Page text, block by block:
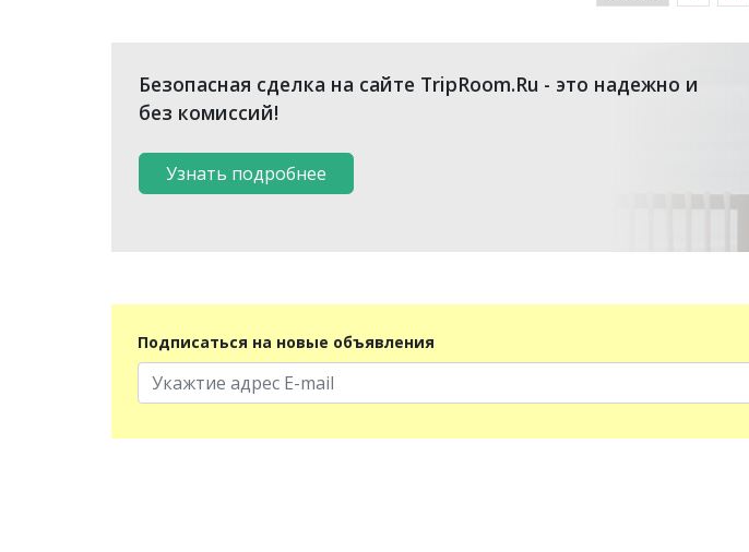
Безопасная сделка на сайте TripRoom.Ru - это надежно и
без комиссий!
Узнать подробнее
Подписаться на новые объявления